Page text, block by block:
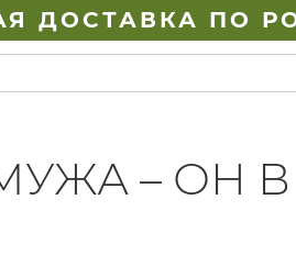
ДОСТАВКА ПО
– ОН